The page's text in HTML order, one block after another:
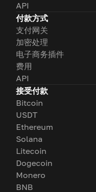
API
付款方式
支付网关
加密处理
电子商务插件
费用
API
接受付款
Bitcoin
USDT
Ethereum
Solana
Litecoin
Dogecoin
Monero
BNB